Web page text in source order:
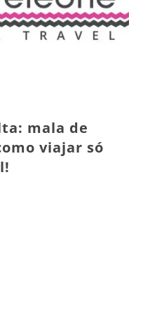
mala de
viajar só